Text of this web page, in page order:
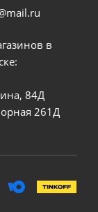
в
84Д
261Д